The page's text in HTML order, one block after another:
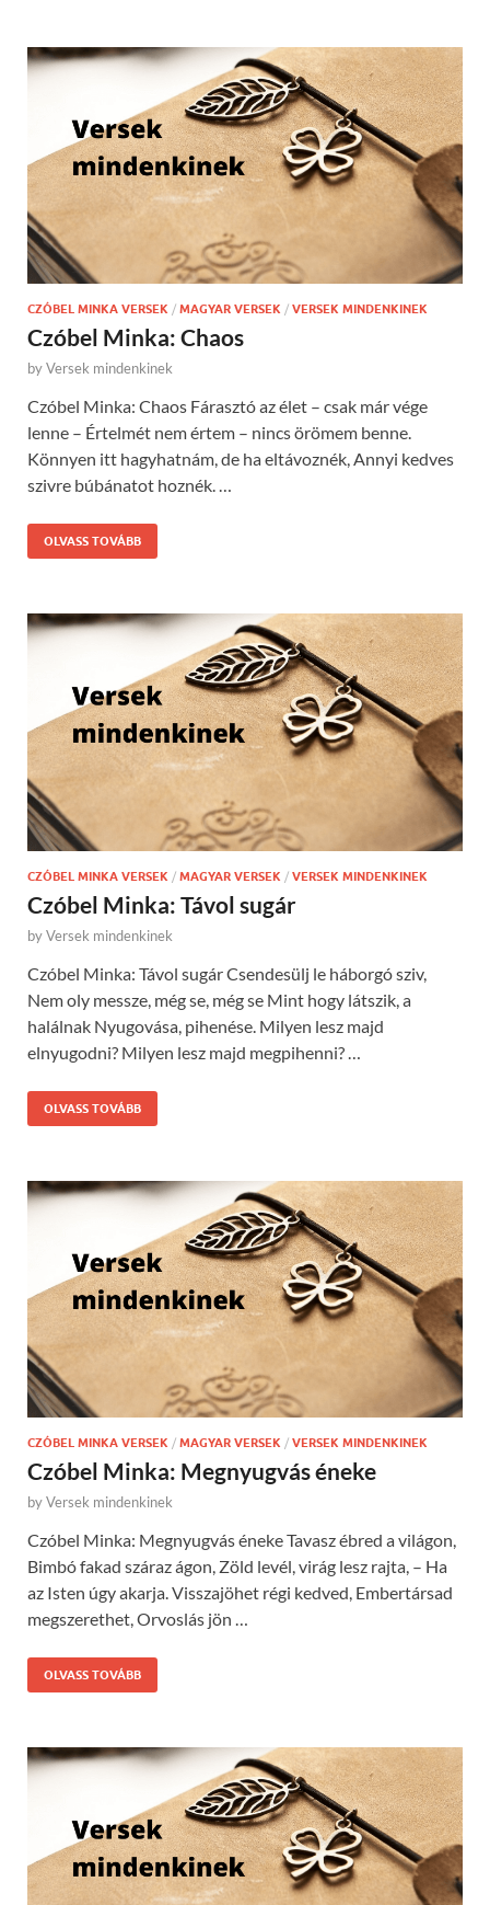
CZÓBEL MINKA VERSEK / MAGYAR VERSEK / VERSEK MINDENKINEK
Czóbel Minka: Chaos
byVersek mindenkinek
Czóbel Minka: Chaos Fárasztó az élet – csak már vége
lenne – Értelmét nem értem – nincs örömem benne.
Könnyen itt hagyhatnám, de ha eltávoznék, Annyi kedves
szivre búbánatot hoznék. …
OLVASS TOVÁBB
CZÓBEL MINKA VERSEK / MAGYAR VERSEK / VERSEK MINDENKINEK
Czóbel Minka: Távol sugár
byVersek mindenkinek
Czóbel Minka: Távol sugár Csendesülj le háborgó sziv,
Nem oly messze, még se, még se Mint hogy látszik, a
halálnak Nyugovása, pihenése. Milyen lesz majd
elnyugodni? Milyen lesz majd megpihenni? …
OLVASS TOVÁBB
CZÓBEL MINKA VERSEK / MAGYAR VERSEK / VERSEK MINDENKINEK
Czóbel Minka: Megnyugvás éneke
byVersek mindenkinek
Czóbel Minka: Megnyugvás éneke Tavasz ébred a világon,
Bimbó fakad száraz ágon, Zöld levél, virág lesz rajta, – Ha
az Isten úgy akarja. Visszajöhet régi kedved, Embertársad
megszerethet, Orvoslás jön …
OLVASS TOVÁBB